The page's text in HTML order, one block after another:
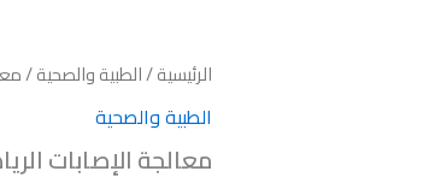
الرئيسية/الطبية والصحية/
الطبية والصحية
معالجة الإصابات